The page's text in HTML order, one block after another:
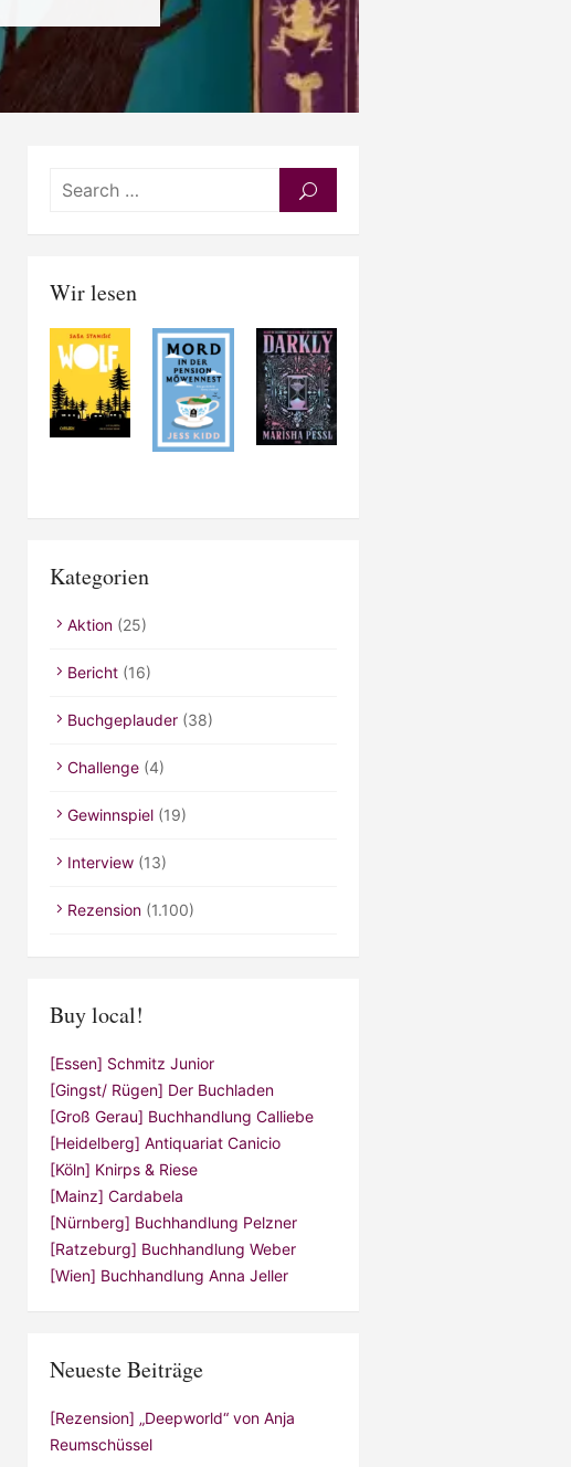
SEARCH
Wir lesen
Kategorien
Aktion (25)
Bericht (16)
Buchgeplauder (38)
Challenge (4)
Gewinnspiel (19)
Interview (13)
Rezension (1.100)
Buy local!
[Essen] Schmitz Junior
[Gingst/ Rügen] Der Buchladen
[Groß Gerau] Buchhandlung Calliebe
[Heidelberg] Antiquariat Canicio
[Köln] Knirps & Riese
[Mainz] Cardabela
[Nürnberg] Buchhandlung Pelzner
[Ratzeburg] Buchhandlung Weber
[Wien] Buchhandlung Anna Jeller
Neueste Beiträge
[Rezension] „Deepworld“ von Anja
Reumschüssel